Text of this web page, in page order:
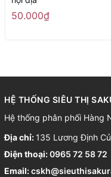
50.000₫
HỆ THỐNG SIÊU THỊ
Hệ thống phân phối Hàng
Địa chỉ: 135 Lương Định
Điện thoại:0965 72 58 72
Email: